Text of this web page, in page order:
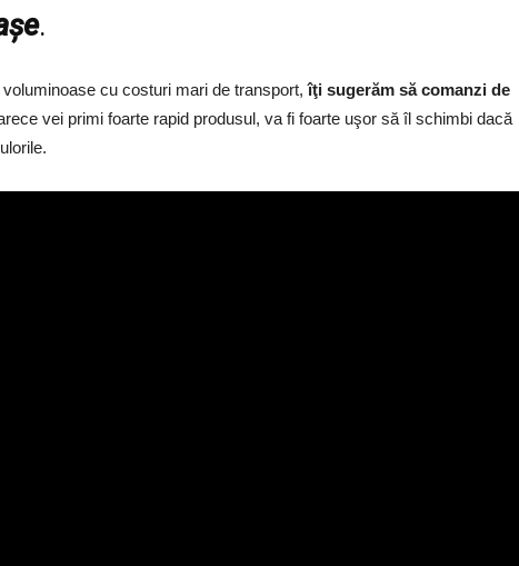
.
cu costuri mari de transport,îţi sugerăm să comanzi de
vei primi foarte rapid produsul, va fi foarte uşor să îl schimbi dacă